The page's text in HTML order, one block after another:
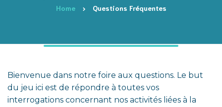
Home Questions Fréquentes
Bienvenue dans notre foire aux questions. Le but
du jeu ici est de répondre à toutes vos
interrogations concernant nos activités liées à la